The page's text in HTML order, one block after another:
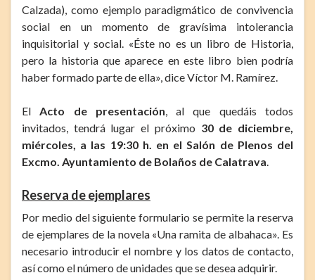
Calzada), como ejemplo paradigmático de convivencia
social en un momento de gravísima intolerancia
inquisitorial y social. «Éste no es un libro de Historia,
pero la historia que aparece en este libro bien podría
haber formado parte de ella», dice Víctor M. Ramírez.
El Acto de presentación , al que quedáis todos
invitados, tendrá lugar el próximo 30 de diciembre,
miércoles, a las 19:30 h. en el Salón de Plenos del
Excmo. Ayuntamiento de Bolaños de Calatrava
Reserva de ejemplares
Por medio del siguiente formulario se permite la reserva
de ejemplares de la novela «Una ramita de albahaca». Es
necesario introducir el nombre y los datos de contacto,
así como el número de unidades que se desea adquirir.